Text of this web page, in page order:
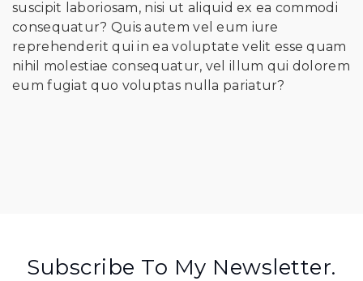
suscipit laboriosam, nisi ut aliquid ex ea commodi
consequatur? Quis autem vel eum iure
reprehenderit qui in ea voluptate velit esse quam
nihil molestiae consequatur, vel illum qui dolorem
eum fugiat quo voluptas nulla pariatur?
Subscribe To My Newsletter.